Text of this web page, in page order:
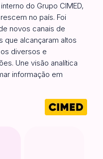
do Grupo CIMED,
no país. Foi
novos canais de
que alcançaram altos
diversos e
Une visão analítica
informação em